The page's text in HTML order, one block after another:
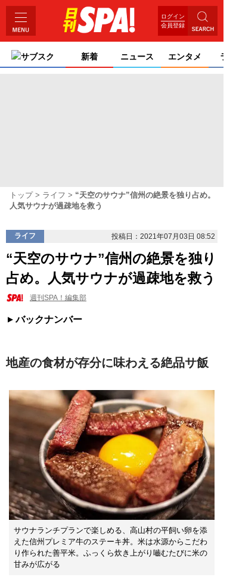
ログイン
会員登録
サブスク 新着 ニュース エンタメ ライ
トップ ライフ
“天空のサウナ”信州の絶景を独り占め。
人気サウナが過疎地を救う
ライフ 投稿日：2021年07月03日 08:52
“天空のサウナ”信州の絶景を独り
占め。人気サウナが過疎地を救う
週刊SPA！編集部
バックナンバー
地産の食材が存分に味わえる絶品サ飯
サウナランチプランで楽しめる、高山村の平飼い卵を添
えた信州プレミア牛のステーキ丼。米は水源からこだわ
り作られた善平米。ふっくら炊き上がり嚙むたびに米の
甘みが広がる